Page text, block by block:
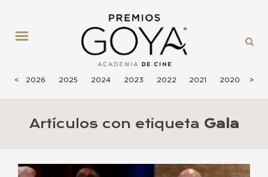
< 2026 2025 2024 2023 2022 2021 2020 >
Artículos con etiqueta Gala